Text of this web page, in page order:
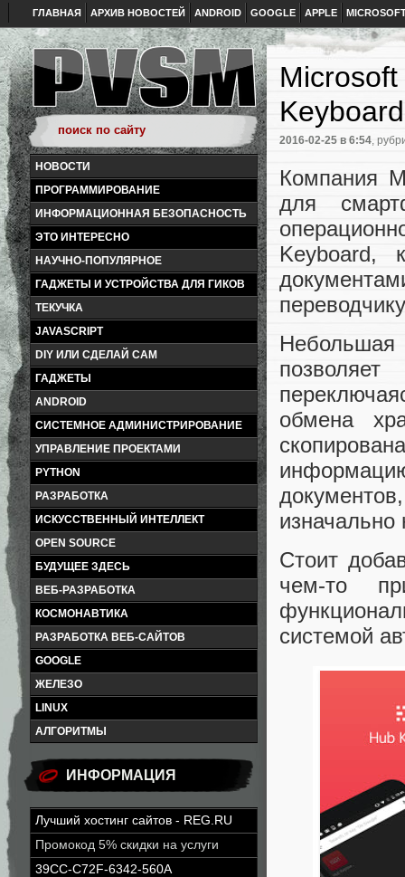
ГЛАВНАЯ АРХИВ НОВОСТЕЙ ANDROID GOOGLE APPLE
НОВОСТИ
ПРОГРАММИРОВАНИЕ
ИНФОРМАЦИОННАЯ БЕЗОПАСНОСТЬ
ЭТО ИНТЕРЕСНО
НАУЧНО-ПОПУЛЯРНОЕ
ГАДЖЕТЫ И УСТРОЙСТВА ДЛЯ ГИКОВ
ТЕКУЧКА
JAVASCRIPT
DIY ИЛИ СДЕЛАЙ САМ
ГАДЖЕТЫ
ANDROID
СИСТЕМНОЕ АДМИНИСТРИРОВАНИЕ
УПРАВЛЕНИЕ ПРОЕКТАМИ
PYTHON
РАЗРАБОТКА
ИСКУССТВЕННЫЙ ИНТЕЛЛЕКТ
OPEN SOURCE
БУДУЩЕЕ ЗДЕСЬ
ВЕБ-РАЗРАБОТКА
КОСМОНАВТИКА
РАЗРАБОТКА ВЕБ-САЙТОВ
GOOGLE
ЖЕЛЕЗО
LINUX
АЛГОРИТМЫ
ИНФОРМАЦИЯ
Лучший хостинг сайтов - REG.RU
Промокод 5% скидки на услуги
39CC-C72F-6342-560A
2016-02-25 в 6:54,
Компания
для
Keyboard,
Небольшая
обмена
изначально
Стоит
чем-то
системой